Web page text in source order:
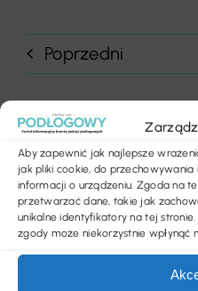
Aby zapewnić jak najlepsze
jak pliki cookie, do
informacji o urządzeniu. Zgoda na
przetwarzać dane, takie jak
unikalne identyfikatory na tej
zgody może niekorzystnie wpłynąć
Poprzedni
Szukaj